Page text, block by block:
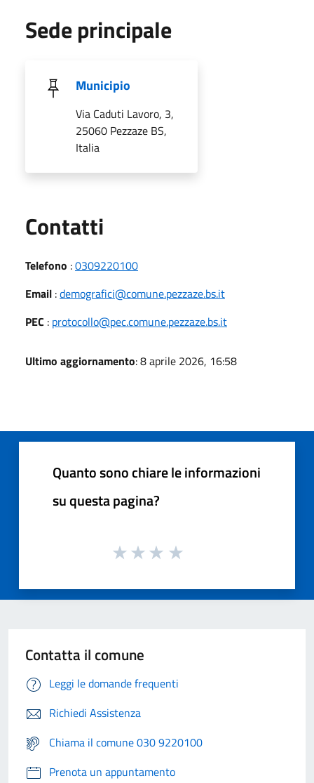
Sede principale
Municipio
Via Caduti Lavoro, 3,
25060 Pezzaze BS,
Italia
Contatti
Telefono :0309220100
Email :demografici@comune.pezzaze.bs.it
PEC : protocollo@pec.comune.pezzaze.bs.it
Ultimo aggiornamento: 8 aprile 2026, 16:58
Quanto sono chiare le informazioni
su questa pagina?
Contatta il comune
Leggi le domande frequenti
Richiedi Assistenza
Chiama il comune 030 9220100
Prenota un appuntamento